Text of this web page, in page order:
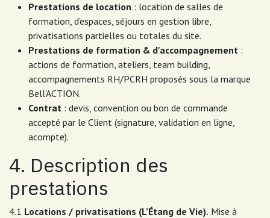
Prestations de location : location de salles de
formation, d’espaces, séjours en gestion libre,
privatisations partielles ou totales du site.
Prestations de formation & d'accompagnement :
actions de formation, ateliers, team building,
accompagnements RH/PCRH proposés sous la marque
Bell’ACTION.
Contrat : devis, convention ou bon de commande
accepté par le Client (signature, validation en ligne,
acompte).
4. Description des
prestations
4.1 Locations / privatisations (L’Étang de Vie). Mise à